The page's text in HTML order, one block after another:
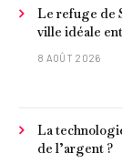
Le refuge de
ville idéale
8 AOÛT 2026
La
de l’argent ?